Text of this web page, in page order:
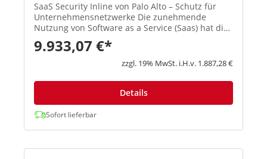
SaaS Security Inline von Palo Alto – Schutz für
Unternehmensnetzwerke Die zunehmende
Nutzung von Software as a Service (Saas) hat die
Angriffsfläche für Unternehmen rapide
vergrößert und Cyberkriminelle machen sich dies
zunutze. Palo Alto bietet hier...
9.933,07 €*
zzgl. 19% MwSt. i.H.v. 1.887,28 €
Details
Sofort lieferbar